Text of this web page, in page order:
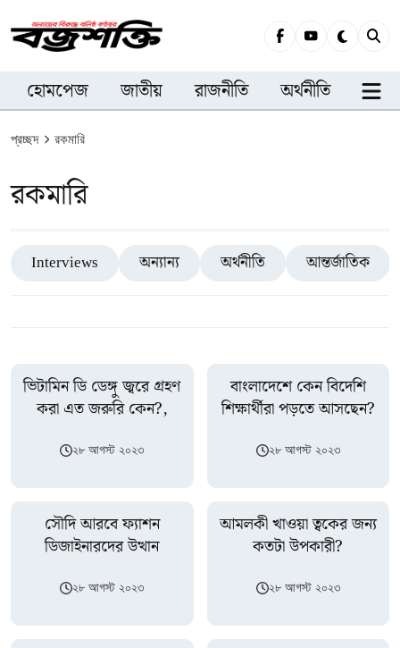
হোমপেজ জাতীয় রাজনীতি অর্থনীতি
প্রচ্ছদ রকমারি
রকমারি
Interviews অন্যান্য অর্থনীতি আন্তর্জাতিক
ভিটামিন ডি ডেঙ্গু জ্বরে গ্রহণ
করা এত জরুরি কেন?,
২৮ আগস্ট ২০২৩
বাংলাদেশে কেন বিদেশি
শিক্ষার্থীরা পড়তে আসছেন?
২৮ আগস্ট ২০২৩
সৌদি আরবে ফ্যাশন
ডিজাইনারদের উত্থান
২৮ আগস্ট ২০২৩
আমলকী খাওয়া ত্বকের জন্য
কতটা উপকারী?
২৮ আগস্ট ২০২৩